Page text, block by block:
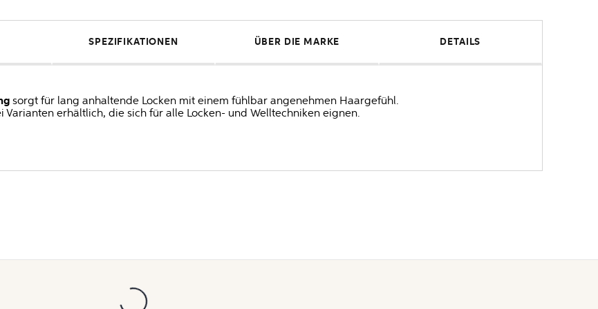
SPEZIFIKATIONEN ÜBER DIE MARKE DETAILS
sorgt für lang anhaltende Locken mit einem fühlbar angenehmen Haargefühl.
Varianten erhältlich, die sich für alle Locken- und Welltechniken eignen.